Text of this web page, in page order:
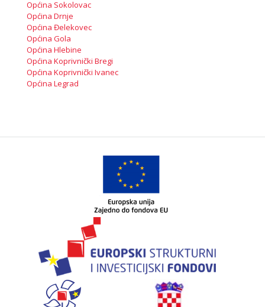
Općina Sokolovac
Općina Drnje
Općina Đelekovec
Općina Gola
Općina Hlebine
Općina Koprivnički Bregi
Općina Koprivnički Ivanec
Općina Legrad